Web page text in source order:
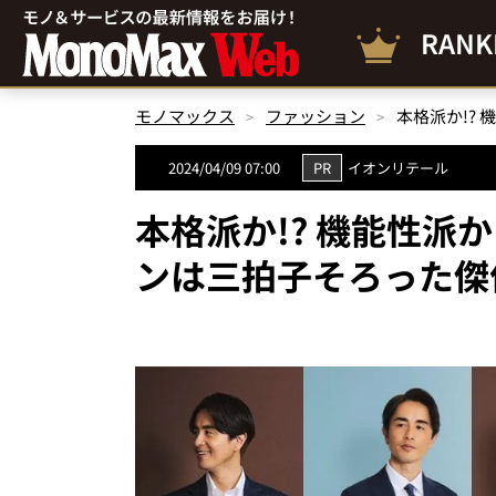
モノマックス ファッション
2024/04/09 07:00 PR イオンリテール
本格派か!? 機能性派
ンは三拍子そろった